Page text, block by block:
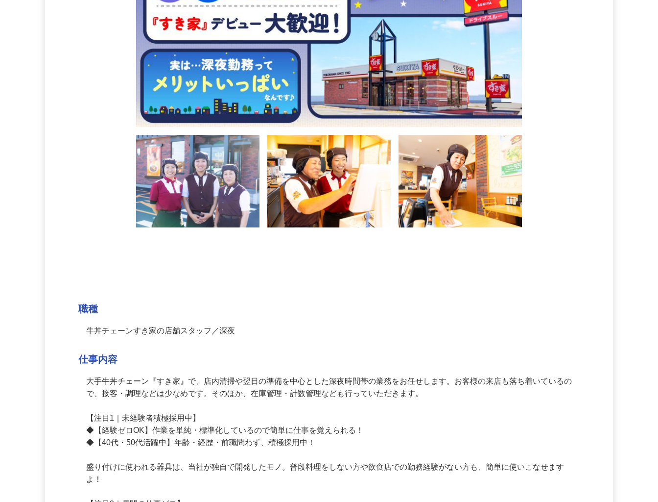
大手牛丼チェーン『すき家』で、店内清掃や翌日の準備を中心とした深夜時間帯の業務をお任せします。お客様の来店も落ち着いているの
【注目1｜未経験者積極採用中】
◆【経験ゼロOK】作業を単純・標準化しているので簡単に仕事を覚えられる！
盛り付けに使われる器具は、当社が独自で開発したモノ。普段料理をしない方や飲食店での勤務経験がない方も、簡単に使いこなせます